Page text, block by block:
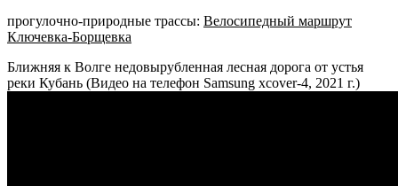
прогулочно-природные трассы: Велосипедный маршрут
Ключевка-Борщевка
Ближняя к Волге недовырубленная лесная дорога от устья
реки Кубань (Видео на телефон Samsung xcover-4, 2021 г.)